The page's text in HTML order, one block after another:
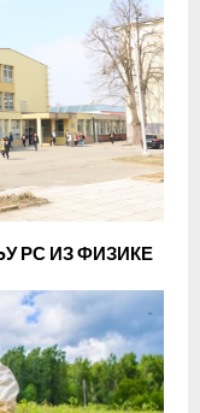
РС ИЗ ФИЗИКЕ